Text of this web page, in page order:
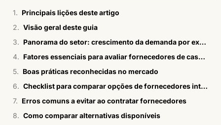
Principais lições deste artigo
Visão geral deste guia
Panorama do setor: crescimento da demanda por experiências autorais
Fatores essenciais para avaliar fornecedores de casamento no campo sofisticado
Boas práticas reconhecidas no mercado
Checklist para comparar opções de fornecedores integrados para casamento no campo
Erros comuns a evitar ao contratar fornecedores
Como comparar alternativas disponíveis